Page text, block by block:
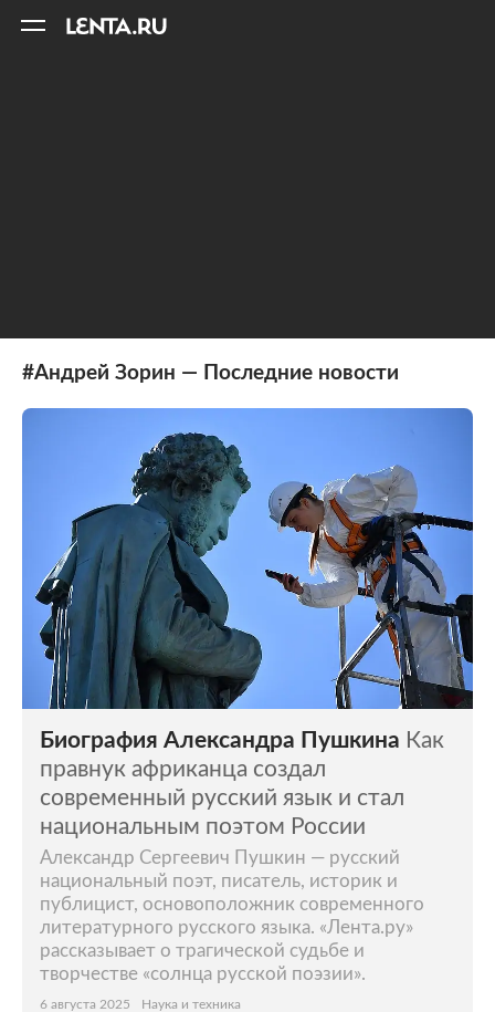
#Андрей Зорин — Последние новости
Биография Александра Пушкина Как
правнук африканца создал
современный русский язык и стал
национальным поэтом России
Александр Сергеевич Пушкин — русский
национальный поэт, писатель, историк и
публицист, основоположник современного
литературного русского языка. «Лента.ру»
рассказывает о трагической судьбе и
творчестве «солнца русской поэзии».
6 августа 2025 Наука и техника